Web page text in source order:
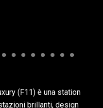
(F11) è una station
brillanti, design